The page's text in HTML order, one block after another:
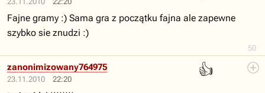
50
Fajne gramy :) Sama gra z początku fajna ale zapewne
szybko sie znudzi :)
23.11.2010 22:20
👍
zanonimizowany764975